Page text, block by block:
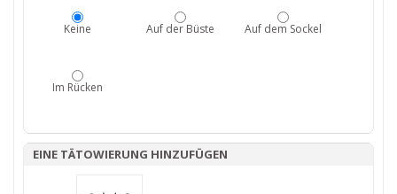
Keine Auf der Büste Auf dem Sockel
Im Rücken
EINE TÄTOWIERUNG HINZUFÜGEN